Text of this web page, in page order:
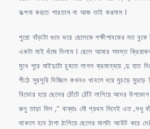
কল্পনা করতে পারতাম না আজ তাই করলাম ।
পুরো বাঁড়াটা গুদে ভরে ছেলেকে পক্ষীশাবকের মত
একটা মাই গুঁজে দিলাম । ছেলে আমার সমস্ত
মুখে পুরে মাইদুটো চুষতে লাগল ক্রমান্বয়ে ,দু হাত
পীঠে সুরসুরি দিচ্ছিল কখনও খাবলে ধরে মুচড়ে মুচড়ে
বিভোর হয়ে ছেলের ঠোঁটে ঠোঁট লাগিয়ে আদর
রুনু তাড়া দিল ,” বাব্বাঃ মৌ প্রথম দিনেই এত ,শুধু
থাকলে হবে ঠাপা ঠাপিয়ে ছেলের মালটা আউট করে